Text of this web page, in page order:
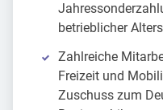
betrieblicher
Zahlreiche
Freizeit und
Zuschuss zum